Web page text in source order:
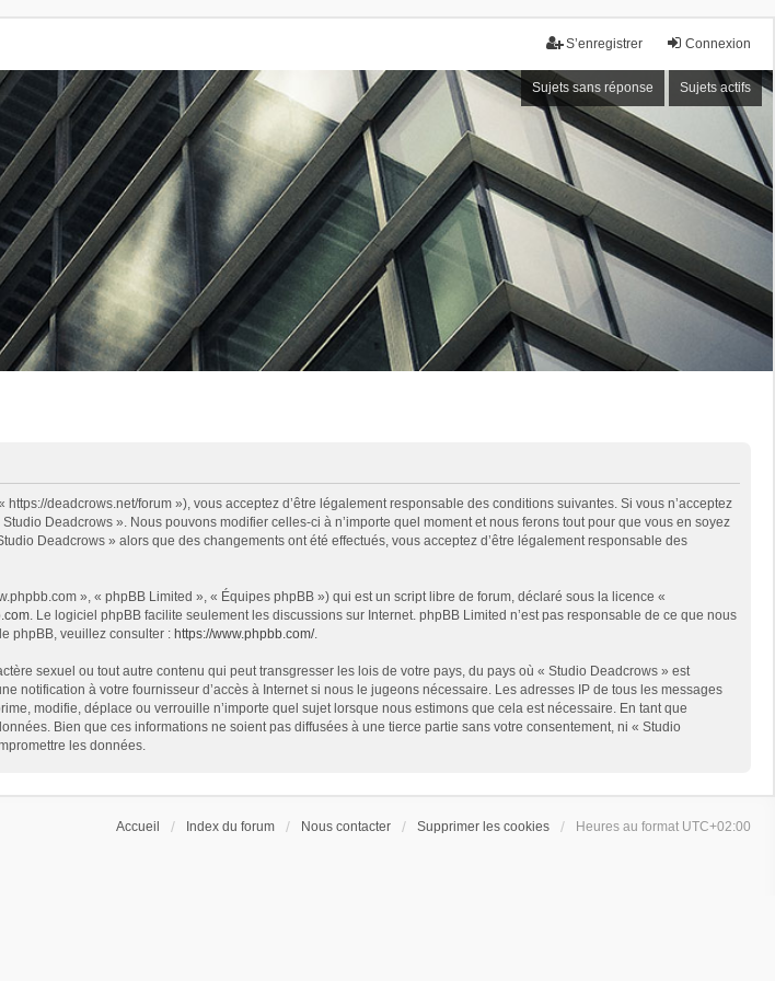
Connexion
S’enregistrer
Sujets sans réponse Sujets actifs
deadcrows.net/forum »), vous acceptez d’être légalement responsable des conditions suivantes. Si vous n’acceptez
Deadcrows ». Nous pouvons modifier celles-ci à n’importe quel moment et nous ferons tout pour que vous en soyez
Deadcrows » alors que des changements ont été effectués, vous acceptez d’être légalement responsable des
», « phpBB Limited », « Équipes phpBB ») qui est un script libre de forum, déclaré sous la licence «
. Le logiciel phpBB facilite seulement les discussions sur Internet. phpBB Limited n’est pas responsable de ce que nous
phpBB, veuillez consulter : https://www.phpbb.com/.
sexuel ou tout autre contenu qui peut transgresser les lois de votre pays, du pays où « Studio Deadcrows » est
à votre fournisseur d’accès à Internet si nous le jugeons nécessaire. Les adresses IP de tous les messages
modifie, déplace ou verrouille n’importe quel sujet lorsque nous estimons que cela est nécessaire. En tant que
Bien que ces informations ne soient pas diffusées à une tierce partie sans votre consentement, ni « Studio
les données.
Accueil Index du forum Nous contacter Supprimer les cookies Heures au format UTC+02:00